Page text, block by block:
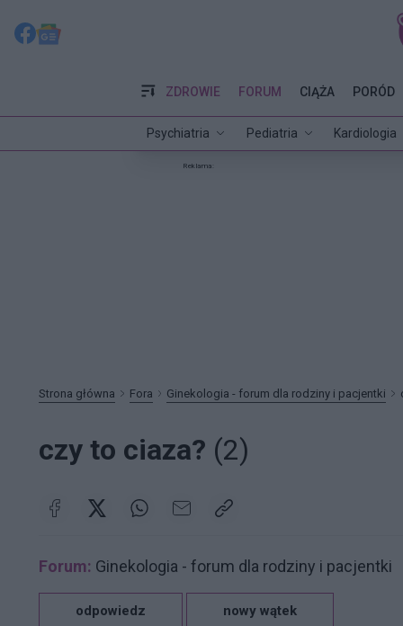
ZDROWIE
Psychiatria Pediatria Kardiologia
FORUM CIĄŻA PORÓD
Reklama:
Strona główna Fora Ginekologia - forum dla rodziny i pacjentki
czy to ciaza? (2)
Forum: Ginekologia - forum dla rodziny i pacjentki
odpowiedz nowy wątek